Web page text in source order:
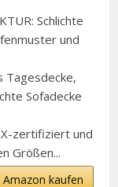
Schlichte
und
Tagesdecke,
Sofadecke
zertifiziert und
Größen...
Amazon kaufen